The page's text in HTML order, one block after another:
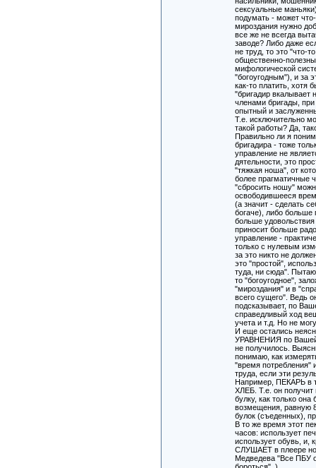
сексуальные
подумать - может
мироздания нужно
все же не всегда
заводе? Либо даже
не труд, то это "что-
общественно-
мифологической
"богоугодным"), и
как-то платить, хотя
"бригадир вкалывает
членами бригады,
опытный и
Т.е. исключительно
такой работы? Да,
Правильно ли я
бригадира - тоже
управление не
дятельности, это
"тяжкая ноша", от
более прагматичные
"сбросить ношу"
освободившееся
(а значит - сделать
богаче), либо больше
больше
приносит больше
управление -
только с нулевым
за это никто не
это "простой",
туда, ни сюда".
то "богоугодное",
"мироздания" и в
всего сущего". Ведь
подсказывает, по
справедливый ход
учета и т.д. Но не
И еще остались
УРАВНЕНИЯ по Вашей
не получилось.
понимаю, как
"время потребления"
труда, если эти
Например, ПЕКАРЬ в
ХЛЕБ. Т.е. он получит
булку, как только
возмещения, равную
булок (съеденных),
В то же время этот
часов: использует
использует обувь, и,
СЛУШАЕТ в плеере
Медведева "Все ПБУ